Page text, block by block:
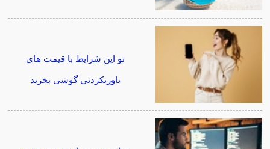
تو این شرایط با قیمت های
باورنکردنی گوشی بخرید